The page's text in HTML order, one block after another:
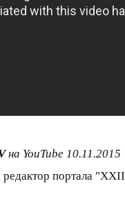
на YouTube 10.11.2015
портала